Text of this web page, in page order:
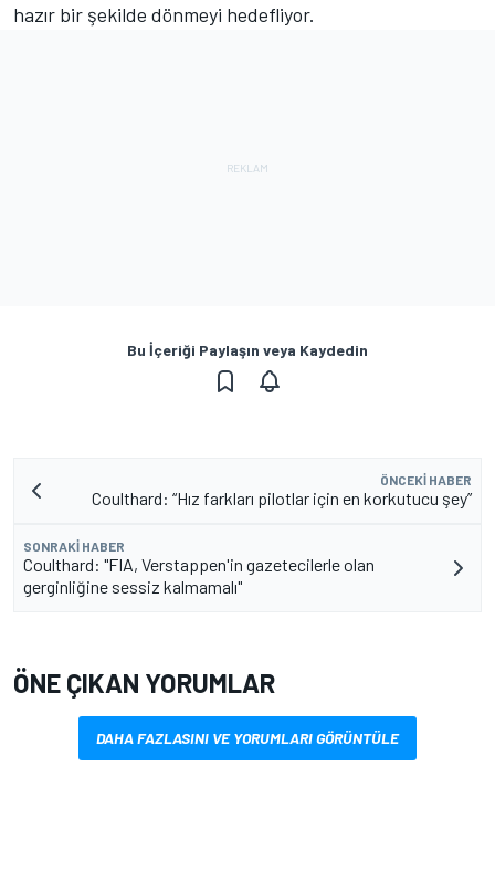
hazır bir şekilde dönmeyi hedefliyor.
Bu İçeriği Paylaşın veya Kaydedin
ÖNCEKI HABER
Coulthard: “Hız farkları pilotlar için en korkutucu şey”
SONRAKI HABER
Coulthard: "FIA, Verstappen'in gazetecilerle olan
gerginliğine sessiz kalmamalı"
ÖNE ÇIKAN YORUMLAR
DAHA FAZLASINI VE YORUMLARI GÖRÜNTÜLE